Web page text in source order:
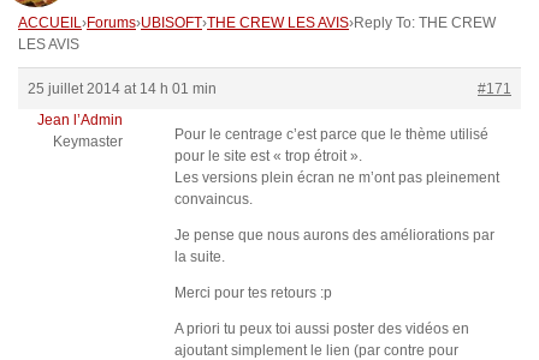
ACCUEIL›Forums›UBISOFT›THE CREW LES AVIS›Reply To: THE CREW
LES AVIS
25 juillet 2014 at 14 h 01 min
#171
Jean l’Admin
Keymaster
Pour le centrage c’est parce que le thème utilisé
pour le site est « trop étroit ».
Les versions plein écran ne m’ont pas pleinement
convaincus.
Je pense que nous aurons des améliorations par
la suite.
Merci pour tes retours :p
A priori tu peux toi aussi poster des vidéos en
ajoutant simplement le lien (par contre pour